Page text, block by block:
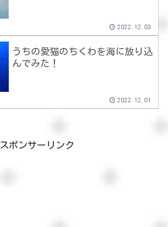
2022.12.03
うちの愛猫のちくわを海に放り込
んでみた！
2022.12.01
スポンサーリンク